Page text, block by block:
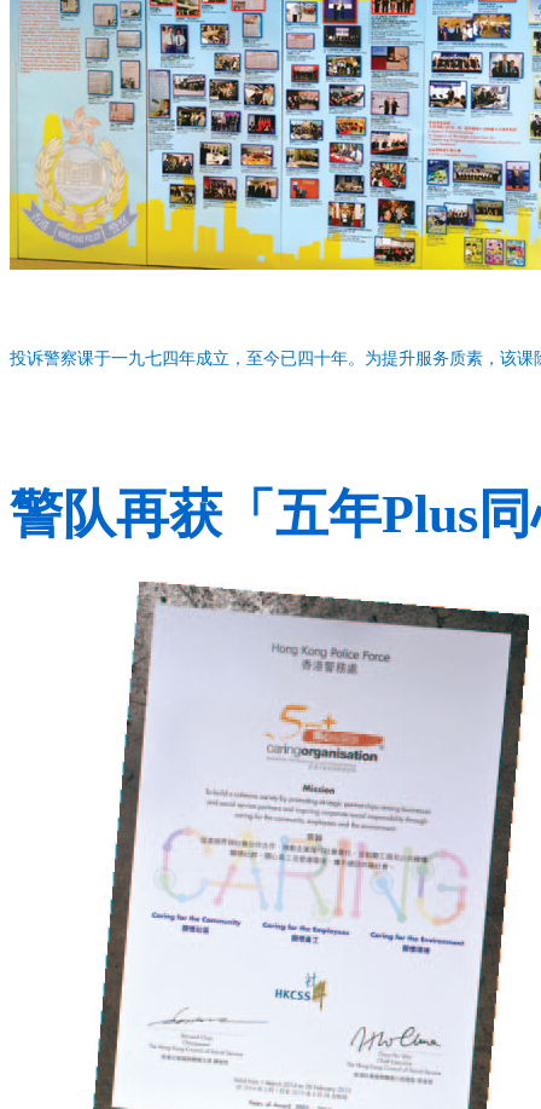
投诉警察课于一九七四年成立，至今已四十年。为提升服务质素，该
警队再获「五年Plus